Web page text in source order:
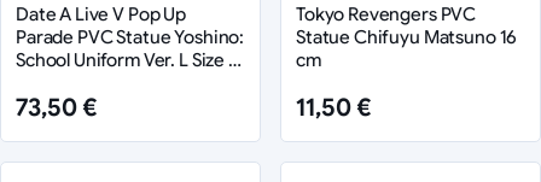
Date A Live V Pop Up
Parade PVC Statue Yoshino:
School Uniform Ver. L Size 18
73,50 €
Tokyo Revengers PVC
Statue Chifuyu Matsuno 16
cm
11,50 €